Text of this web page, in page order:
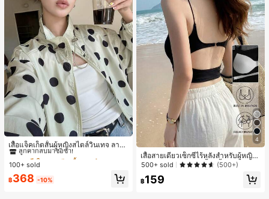
เสื้อแจ็คเก็ตสั้นผู้หญิงสไตล์วินเทจ ลายจุ
ดขนาดใหญ่ คอตั้ง เอวเข้ารูป แขนพอง
ทรงหลวม แฟชั่นอเนกประสงค์ สำหรับใ
ส่ประจำวันและไปเที่ยวพักผ่อน
#1 ขายดี
ใน กระเป๋า เสื้อคลุมลำลอง
ลูกค้ากลับมาซื้อซ้ำ!
#1 ขายดี ใน กระเป๋า เสื้อคลุมลำลอง
ลูกค้ากลับมาซื้อซ้ำ!
#1 ขายดี ใน กระเป๋า เสื้อคลุมลำลอง
ลูกค้ากลับมาซื้อซ้ำ!
#1 ขายดี
ใน กระเป๋า เสื้อคลุมลำลอง
100+ sold
฿368 -10%
4
เสื้อสายเดี่ยวเซ็กซี่ไร้หลังสำหรับผู้หญิง
พร้อมบราแบบมีฟองน้ำ, เสื้อกล้ามแขน
500+ sold (500+)
฿159